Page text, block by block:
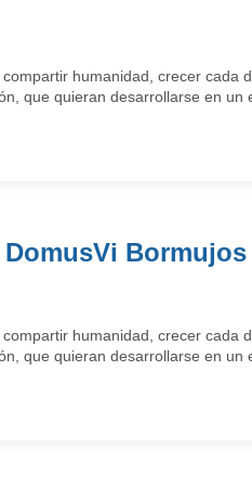
humanidad, crecer cada
que quieran desarrollarse en un
Bormujos
humanidad, crecer cada
que quieran desarrollarse en un